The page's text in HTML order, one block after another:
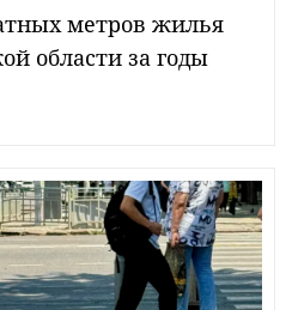
метров жилья
области за годы